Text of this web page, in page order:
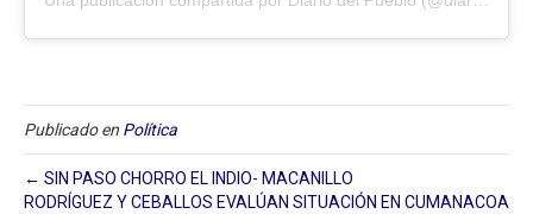
Publicado en Política
← SIN PASO CHORRO EL INDIO- MACANILLO
RODRÍGUEZ Y CEBALLOS EVALÚAN SITUACIÓN EN CUMANACOA